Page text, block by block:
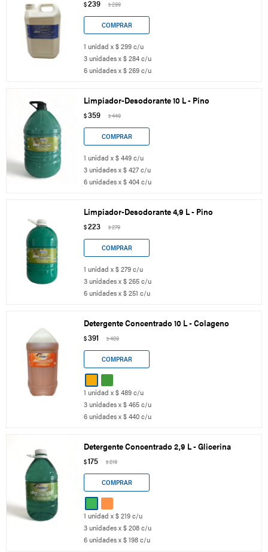
$239 $299
1 unidad x $ 299 c/u
3 unidades x $ 284 c/u
6 unidades x $ 269 c/u
Limpiador-Desodorante 10 L - Pino
$359 $449
1 unidad x $ 449 c/u
3 unidades x $ 427 c/u
6 unidades x $ 404 c/u
Limpiador-Desodorante 4,9 L - Pino
$223 $279
1 unidad x $ 279 c/u
3 unidades x $ 265 c/u
6 unidades x $ 251 c/u
Detergente Concentrado 10 L - Colageno
$391 $489
1 unidad x $ 489 c/u
3 unidades x $ 465 c/u
6 unidades x $ 440 c/u
Detergente Concentrado 2,9 L - Glicerina
$175 $219
1 unidad x $ 219 c/u
3 unidades x $ 208 c/u
6 unidades x $ 198 c/u